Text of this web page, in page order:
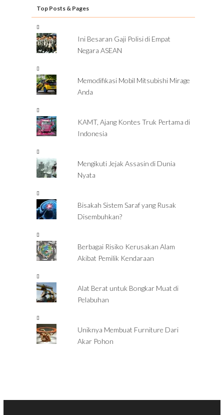
Top Posts & Pages
Ini Besaran Gaji Polisi di Empat
Negara ASEAN
Memodifikasi Mobil Mitsubishi Mirage
Anda
KAMT, Ajang Kontes Truk Pertama di
Indonesia
Mengikuti Jejak Assasin di Dunia
Nyata
Bisakah Sistem Saraf yang Rusak
Disembuhkan?
Berbagai Risiko Kerusakan Alam
Akibat Pemilik Kendaraan
Alat Berat untuk Bongkar Muat di
Pelabuhan
Uniknya Membuat Furniture Dari
Akar Pohon